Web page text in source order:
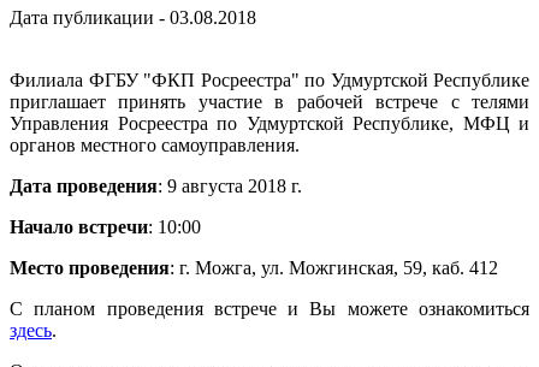
Дата публикации - 03.08.2018
Филиала ФГБУ "ФКП Росреестра" по Удмуртской Республике
приглашает принять участие в рабочей встрече с телями
Управления Росреестра по Удмуртской Республике, МФЦ и
органов местного самоуправления.
Дата проведения: 9 августа 2018 г.
Начало встречи: 10:00
Место проведения: г. Можга, ул. Можгинская, 59, каб. 412
С планом проведения встрече и Вы можете ознакомиться
здесь.